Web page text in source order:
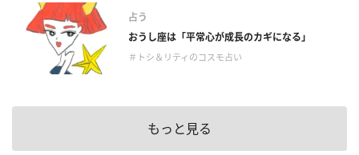
占う
おうし座は「平常心が成長のカギになる」
＃トシ＆リティのコスモ占い
もっと見る